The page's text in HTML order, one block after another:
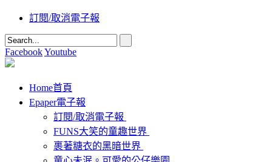
訂閱/取消電子報
FacebookYoutube
Home首頁
Epaper電子報
訂閱/取消電子報
FUNS大笑的童趣世界
裹著糖衣的黑暗世界